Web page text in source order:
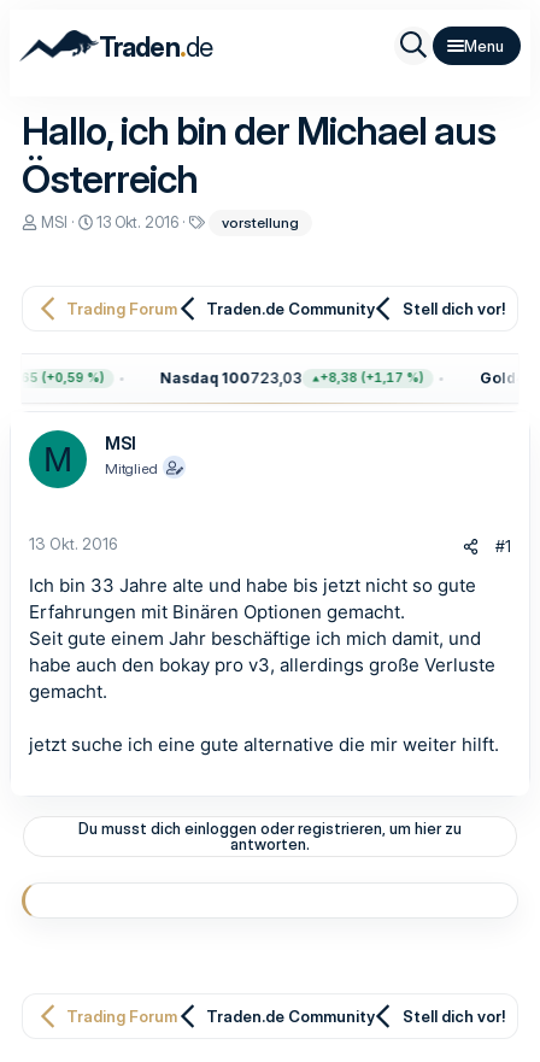
Traden.de
Hallo, ich bin der Michael aus
Österreich
E
l
r
MSI
E
l
a
m
13 Okt. 2016
g
r
vorstellung
Trading Forum Traden.de Community Stell dich vor!
(+0,59 %) Nasdaq 100723,03 +8,38 (+1,17 %) Gold
M MSI
Mitglied
13 Okt. 2016 #1
Ich bin 33 Jahre alte und habe bis jetzt nicht so gute
Erfahrungen mit Binären Optionen gemacht.
Seit gute einem Jahr beschäftige ich mich damit, und
habe auch den bokay pro v3, allerdings große Verluste
gemacht.
jetzt suche ich eine gute alternative die mir weiter hilft.
Du musst dich einloggen oder registrieren, um hier zu
antworten.
Trading Forum Traden.de Community Stell dich vor!